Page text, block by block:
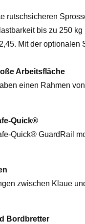
rutschsicheren
bis zu 250
Mit der
Arbeitsfläche
einen Rahmen
Quick®
Quick® GuardRail
zwischen Klaue
Bordbretter